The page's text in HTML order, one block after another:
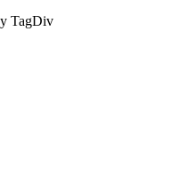
TagDiv